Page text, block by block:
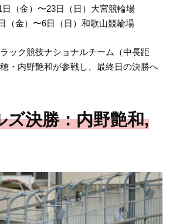
（金）〜23日（日）大宮競輪場
（金）〜6日（日）和歌山競輪場
ック競技ナショナルチーム（中長距
・内野艶和が参戦し、最終日の決勝へ
ズ決勝：内野艶和,